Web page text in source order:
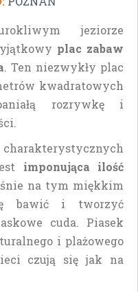
jeziorze
plac zabaw
. Ten niezwykły plac
kwadratowych
rozrywkę i
imponująca ilość
na tym miękkim
bawić i tworzyć
cuda. Piasek
i plażowego
czują się jak na